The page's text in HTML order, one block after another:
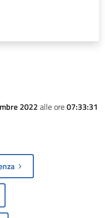
2022 alle ore07:33:31